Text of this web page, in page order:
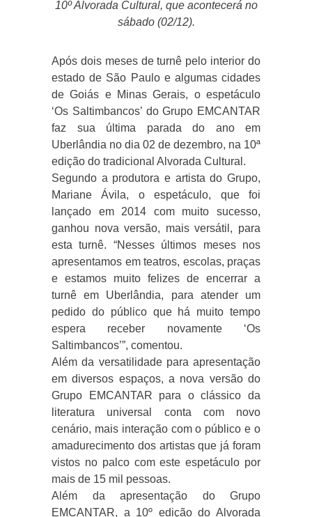
10º Alvorada Cultural, que acontecerá no
sábado (02/12).
Após dois meses de turnê pelo interior do
estado de São Paulo e algumas cidades
de Goiás e Minas Gerais, o espetáculo
‘Os Saltimbancos’ do Grupo EMCANTAR
faz sua última parada do ano em
Uberlândia no dia 02 de dezembro, na 10ª
edição do tradicional Alvorada Cultural.
Segundo a produtora e artista do Grupo,
Mariane Ávila, o espetáculo, que foi
lançado em 2014 com muito sucesso,
ganhou nova versão, mais versátil, para
esta turnê. “Nesses últimos meses nos
apresentamos em teatros, escolas, praças
e estamos muito felizes de encerrar a
turnê em Uberlândia, para atender um
pedido do público que há muito tempo
espera receber novamente ‘Os
Saltimbancos’”, comentou.
Além da versatilidade para apresentação
em diversos espaços, a nova versão do
Grupo EMCANTAR para o clássico da
literatura universal conta com novo
cenário, mais interação com o público e o
amadurecimento dos artistas que já foram
vistos no palco com este espetáculo por
mais de 15 mil pessoas.
Além da apresentação do Grupo
EMCANTAR, a 10º edição do Alvorada